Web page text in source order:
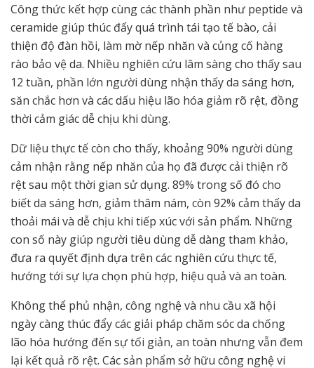
Công thức kết hợp cùng các thành phần như peptide và
ceramide giúp thúc đẩy quá trình tái tạo tế bào, cải
thiện độ đàn hồi, làm mờ nếp nhăn và củng cố hàng
rào bảo vệ da. Nhiều nghiên cứu lâm sàng cho thấy sau
12 tuần, phần lớn người dùng nhận thấy da sáng hơn,
săn chắc hơn và các dấu hiệu lão hóa giảm rõ rệt, đồng
thời cảm giác dễ chịu khi dùng.
Dữ liệu thực tế còn cho thấy, khoảng 90% người dùng
cảm nhận rằng nếp nhăn của họ đã được cải thiện rõ
rệt sau một thời gian sử dụng. 89% trong số đó cho
biết da sáng hơn, giảm thâm nám, còn 92% cảm thấy da
thoải mái và dễ chịu khi tiếp xúc với sản phẩm. Những
con số này giúp người tiêu dùng dễ dàng tham khảo,
đưa ra quyết định dựa trên các nghiên cứu thực tế,
hướng tới sự lựa chọn phù hợp, hiệu quả và an toàn.
Không thể phủ nhận, công nghệ và nhu cầu xã hội
ngày càng thúc đẩy các giải pháp chăm sóc da chống
lão hóa hướng đến sự tối giản, an toàn nhưng vẫn đem
lại kết quả rõ rệt. Các sản phẩm sở hữu công nghệ vi